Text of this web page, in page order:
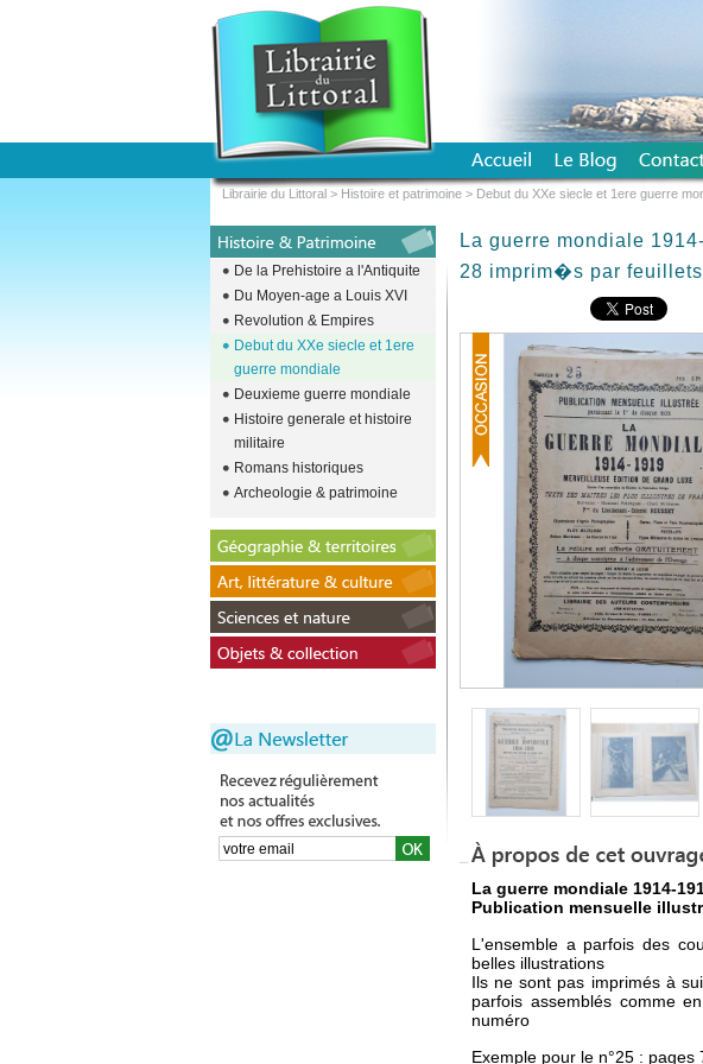
La guerre mondiale
28 imprim�s par feuillets
La guerre mondiale 1914-
Publication mensuelle
L'ensemble a parfois des
belles illustrations
Ils ne sont pas imprimés à
parfois assemblés comme
numéro
Exemple pour le n°25 : pages
De la Prehistoire a l'Antiquite
Du Moyen-age a Louis XVI
Revolution & Empires
Debut du XXe siecle et 1ere
guerre mondiale
Deuxieme guerre mondiale
Histoire generale et histoire
militaire
Romans historiques
Archeologie & patrimoine
Librairie du Littoral > Histoire et patrimoine > Debut du XXe siecle et 1ere guerre